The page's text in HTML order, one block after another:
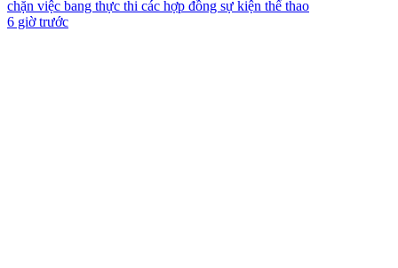
chặn việc bang thực thi các hợp đồng sự kiện thể thao
6 giờ trước